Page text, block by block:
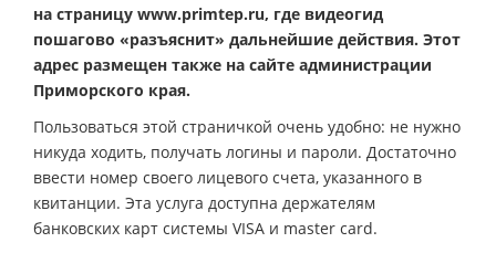
на страницу www.primtep.ru, где видеогид
пошагово «разъяснит» дальнейшие действия. Этот
адрес размещен также на сайте администрации
Приморского края.
Пользоваться этой страничкой очень удобно: не нужно
никуда ходить, получать логины и пароли. Достаточно
ввести номер своего лицевого счета, указанного в
квитанции. Эта услуга доступна держателям
банковских карт системы VISA и master card.